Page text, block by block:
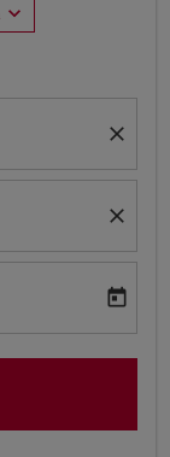
expand_more
close
close
date-aria-label
today